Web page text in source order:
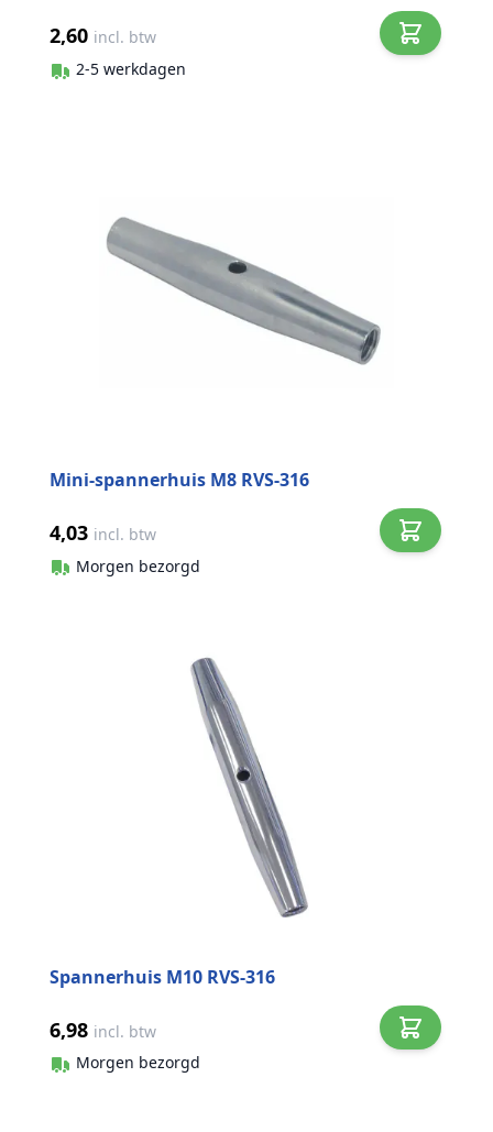
2,60 incl. btw
2-5 werkdagen
Mini-spannerhuis M8 RVS-316
4,03 incl. btw
Morgen bezorgd
Spannerhuis M10 RVS-316
6,98 incl. btw
Morgen bezorgd